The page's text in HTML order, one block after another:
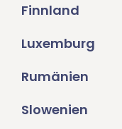
Finnland
Luxemburg
Rumänien
Slowenien